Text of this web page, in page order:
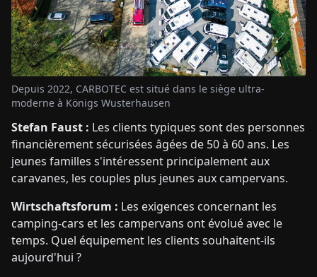
Depuis 2022, CARBOTEC est situé dans le siège ultra-
moderne à Königs Wusterhausen
Stefan Faust : Les clients typiques sont des personnes
financièrement sécurisées âgées de 50 à 60 ans. Les
jeunes familles s'intéressent principalement aux
caravanes, les couples plus jeunes aux campervans.
Wirtschaftsforum : Les exigences concernant les
camping-cars et les campervans ont évolué avec le
temps. Quel équipement les clients souhaitent-ils
aujourd'hui ?